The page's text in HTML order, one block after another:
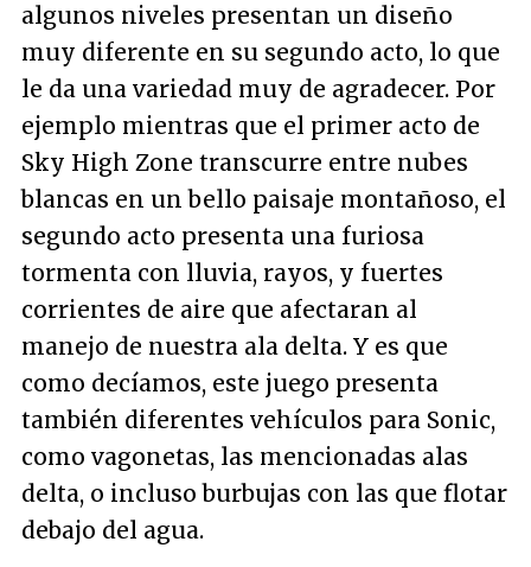
algunos niveles presentan un diseño
muy diferente en su segundo acto, lo que
le da una variedad muy de agradecer. Por
ejemplo mientras que el primer acto de
Sky High Zone transcurre entre nubes
blancas en un bello paisaje montañoso, el
segundo acto presenta una furiosa
tormenta con lluvia, rayos, y fuertes
corrientes de aire que afectaran al
manejo de nuestra ala delta. Y es que
como decíamos, este juego presenta
también diferentes vehículos para Sonic,
como vagonetas, las mencionadas alas
delta, o incluso burbujas con las que flotar
debajo del agua.